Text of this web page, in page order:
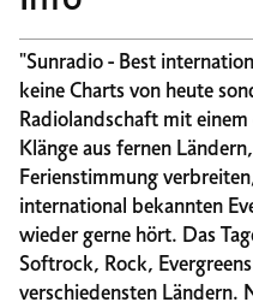
"Sunradio - Best
keine Charts von heute
Radiolandschaft mit
Klänge aus fernen
Ferienstimmung
international bekannten
wieder gerne hört. Das Tagesprogramm besteht aus Pop,
Softrock, Rock,
verschiedensten Ländern.